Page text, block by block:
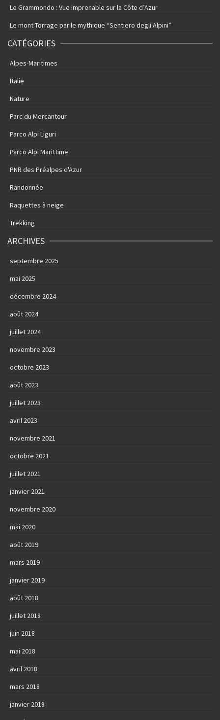
Le Grammondo : Vue imprenable sur la Côte d’Azur
Le mont Torrage par le mythique “Sentiero degli Alpini”
CATÉGORIES
Alpes-Maritimes
Italie
Nature
Parc du Mercantour
Parco Alpi Liguri
Parco Alpi Marittime
PNR des Préalpes d'Azur
Randonnée
Raquettes à neige
Trekking
ARCHIVES
septembre 2025
mai 2025
décembre 2024
août 2024
juillet 2024
novembre 2023
octobre 2023
août 2023
juillet 2023
avril 2023
novembre 2021
octobre 2021
juillet 2021
janvier 2021
novembre 2020
mai 2020
août 2019
mars 2019
janvier 2019
août 2018
juillet 2018
juin 2018
mai 2018
avril 2018
mars 2018
janvier 2018